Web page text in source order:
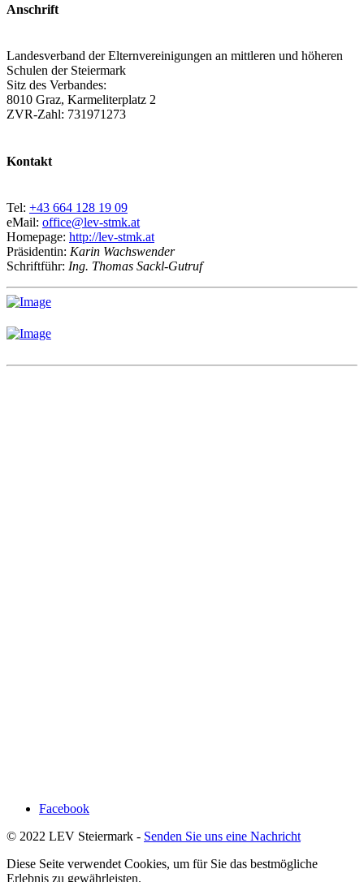
Anschrift
Landesverband der Elternvereinigungen an mittleren und höheren
Schulen der Steiermark
Sitz des Verbandes:
8010 Graz, Karmeliterplatz 2
ZVR-Zahl: 731971273
Kontakt
Tel: +43 664 128 19 09
eMail: office@lev-stmk.at
Homepage: http://lev-stmk.at
Präsidentin: Karin Wachswender
Schriftführ: Ing. Thomas Sackl-Gutruf
Facebook
© 2022 LEV Steiermark - Senden Sie uns eine Nachricht
Diese Seite verwendet Cookies, um für Sie das bestmögliche
Erlebnis zu gewährleisten.